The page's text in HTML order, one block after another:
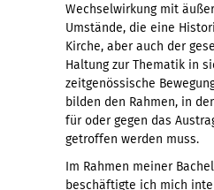
Wechselwirkung mit
Umstände, die eine
Kirche, aber auch der
Haltung zur Thematik in
zeitgenössische
bilden den Rahmen, in
für oder gegen das
getroffen werden muss.
Im Rahmen meiner
beschäftigte ich mich